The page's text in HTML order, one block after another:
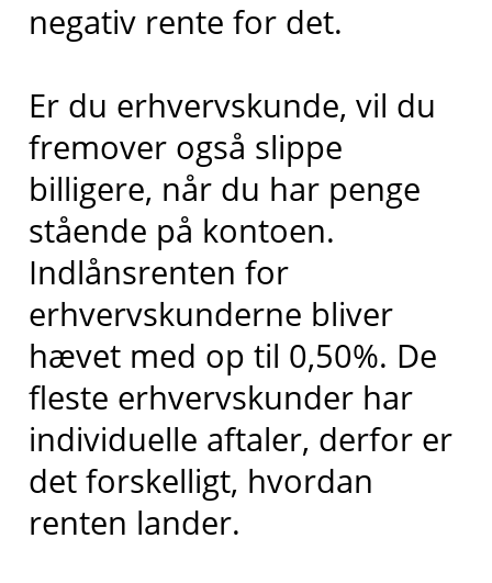
negativ rente for det.
Er du erhvervskunde, vil du
fremover også slippe
billigere, når du har penge
stående på kontoen.
Indlånsrenten for
erhvervskunderne bliver
hævet med op til 0,50%. De
fleste erhvervskunder har
individuelle aftaler, derfor er
det forskelligt, hvordan
renten lander.